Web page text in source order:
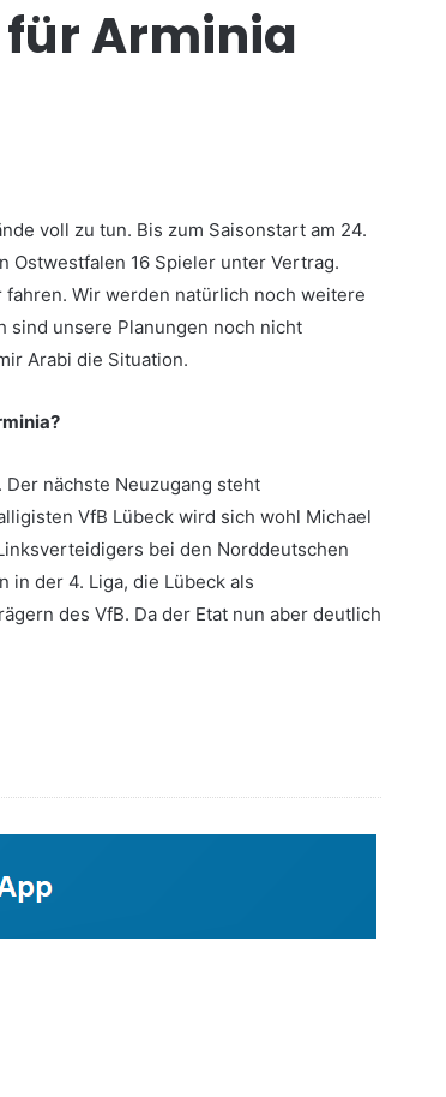
Arminia
voll zu tun. Bis zum Saisonstart am 24.
Ostwestfalen 16 Spieler unter Vertrag.
Wir werden natürlich noch weitere
sind unsere Planungen noch nicht
Arabi die Situation.
nächste Neuzugang steht
VfB Lübeck wird sich wohl Michael
bei den Norddeutschen
in der 4. Liga, die Lübeck als
des VfB. Da der Etat nun aber deutlich